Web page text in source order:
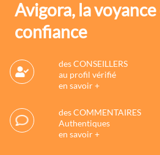
Avigora, la
confiance
des CONSEILLERS
au profil vérifié
en savoir +
des COMMENTAIRES
Authentiques
en savoir +